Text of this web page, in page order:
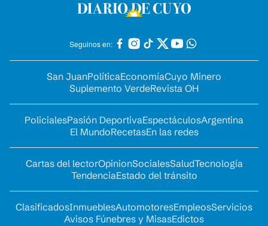
Seguinos en:
San JuanPolíticaEconomíaCuyo Minero
Suplemento VerdeRevista OH
PolicialesPasión DeportivaEspectáculosArgentina
El MundoRecetasEn las redes
Cartas del lectorOpinionSocialesSaludTecnología
TendenciaEstado del tránsito
ClasificadosInmueblesAutomotoresEmpleosServicios
Avisos Fúnebres y MisasEdictos